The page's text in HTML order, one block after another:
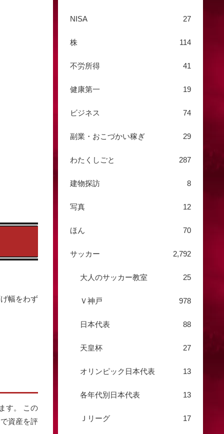
幅をわず
す。 この
資産を評
NISA 27
株 114
不労所得 41
健康第一 19
ビジネス 74
副業・おこづかい稼ぎ 29
わたくしごと 287
建物探訪 8
写真 12
ほん 70
サッカー 2,792
大人のサッカー教室 25
Ｖ神戸 978
日本代表 88
天皇杯 27
オリンピック日本代表 13
各年代別日本代表 13
Ｊリーグ 17